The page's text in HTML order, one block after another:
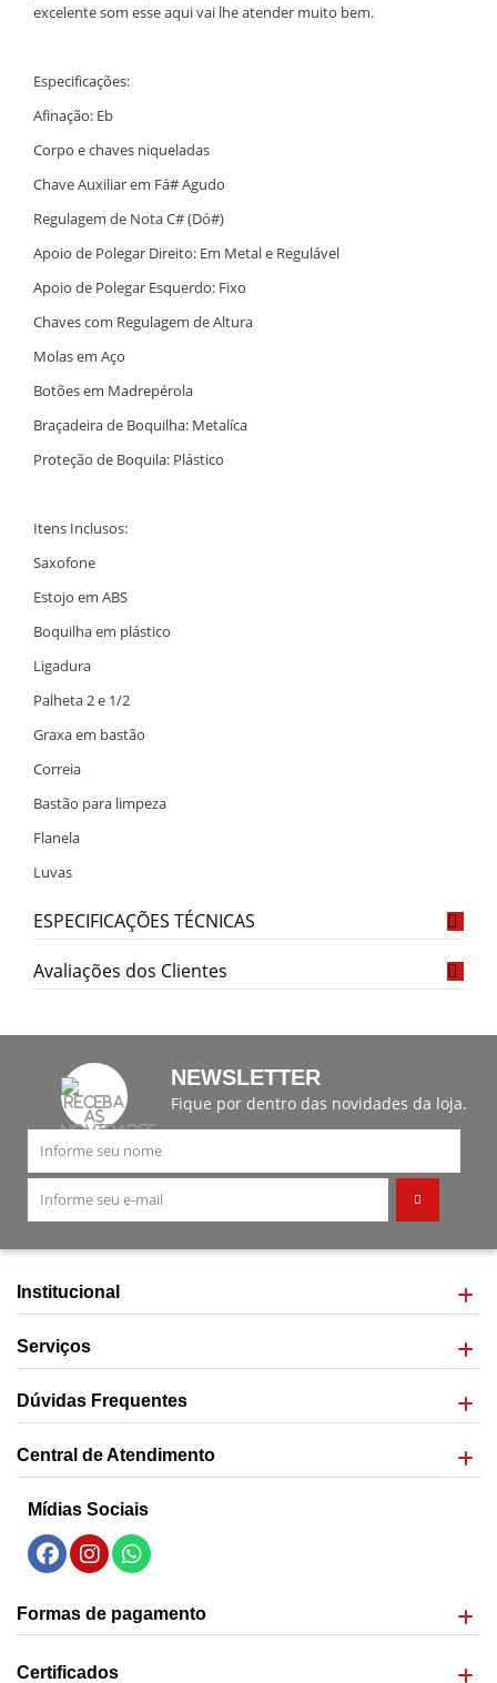
excelente som esse aqui vai lhe atender muito bem.
Especificações:
Afinação: Eb
Corpo e chaves niqueladas
Chave Auxiliar em Fá# Agudo
Regulagem de Nota C# (Dó#)
Apoio de Polegar Direito: Em Metal e Regulável
Apoio de Polegar Esquerdo: Fixo
Chaves com Regulagem de Altura
Molas em Aço
Botões em Madrepérola
Braçadeira de Boquilha: Metalíca
Proteção de Boquila: Plástico
Itens Inclusos:
Saxofone
Estojo em ABS
Boquilha em plástico
Ligadura
Palheta 2 e 1/2
Graxa em bastão
Correia
Bastão para limpeza
Flanela
Luvas
ESPECIFICAÇÕES TÉCNICAS
Avaliações dos Clientes
NEWSLETTER
Fique por dentro das novidades da loja.
Institucional
Serviços
Dúvidas Frequentes
Central de Atendimento
Mídias Sociais
Formas de pagamento
Certificados